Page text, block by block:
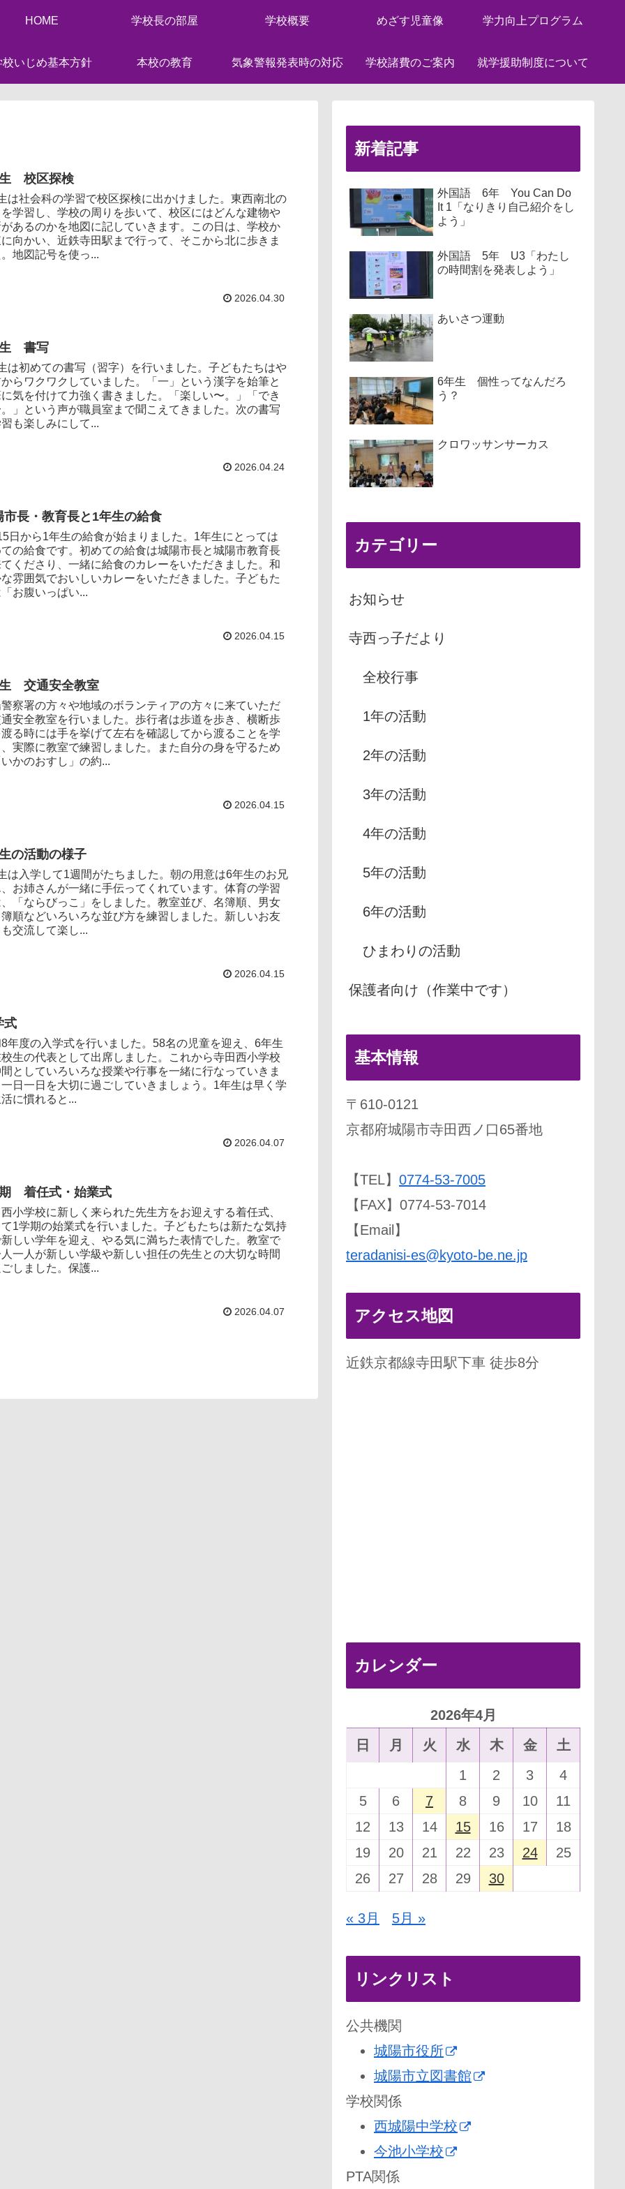
HOME 学校長の部屋 学校概要 めざす児童像 学力向上プログラム
校いじめ基本方針 本校の教育 気象警報発表時の対応 学校諸費のご案内 就学援助制度について
校区探検
は社会科の学習で校区探検に出かけました。東西南北の
学習し、学校の周りを歩いて、校区にはどんな建物や
あるのかを地図に記していきます。この日は、学校か
向かい、近鉄寺田駅まで行って、そこから北に歩きま
地図記号を使っ...
2026.04.30
書写
は初めての書写（習字）を行いました。子どもたちはや
らワクワクしていました。「一」という漢字を始筆と
気を付けて力強く書きました。「楽しい〜。」「でき
」という声が職員室まで聞こえてきました。次の書写
も楽しみにして...
2026.04.24
市長・教育長と1年生の給食
日から1年生の給食が始まりました。1年生にとっては
の給食です。初めての給食は城陽市長と城陽市教育長
くださり、一緒に給食のカレーをいただきました。和
雰囲気でおいしいカレーをいただきました。子どもた
お腹いっぱい...
2026.04.15
交通安全教室
察署の方々や地域のボランティアの方々に来ていただ
安全教室を行いました。歩行者は歩道を歩き、横断歩
る時には手を挙げて左右を確認してから渡ることを学
実際に教室で練習しました。また自分の身を守るため
かのおすし」の約...
2026.04.15
の活動の様子
は入学して1週間がたちました。朝の用意は6年生のお兄
お姉さんが一緒に手伝ってくれています。体育の学習
「ならびっこ」をしました。教室並び、名簿順、男女
順などいろいろな並び方を練習しました。新しいお友
交流して楽し...
2026.04.15
式
年度の入学式を行いました。58名の児童を迎え、6年生
生の代表として出席しました。これから寺田西小学校
としていろいろな授業や行事を一緒に行なっていきま
日一日を大切に過ごしていきましょう。1年生は早く学
に慣れると...
2026.04.07
着任式・始業式
小学校に新しく来られた先生方をお迎えする着任式、
1学期の始業式を行いました。子どもたちは新たな気持
しい学年を迎え、やる気に満ちた表情でした。教室で
一人が新しい学級や新しい担任の先生との大切な時間
しました。保護...
2026.04.07
新着記事
外国語 6年 You Can Do
It 1「なりきり自己紹介をし
よう」
外国語 5年 U3「わたし
の時間割を発表しよう」
あいさつ運動
6年生 個性ってなんだろ
う？
クロワッサンサーカス
カテゴリー
お知らせ
寺西っ子だより
全校行事
1年の活動
2年の活動
3年の活動
4年の活動
5年の活動
6年の活動
ひまわりの活動
保護者向け（作業中です）
基本情報
〒610-0121
京都府城陽市寺田西ノ口65番地
【TEL】 0774-53-7005
【FAX】0774-53-7014
【Email】
teradanisi-es@kyoto-be.ne.jp
アクセス地図
近鉄京都線寺田駅下車 徒歩8分
カレンダー
2026年4月
日
月 火 水 木 金
土
1
2 3
4
5
6 7 8 9 10
11
12
13 14 15 16 17
18
19
20 21 22 23 24
25
26
27 28 29 30
« 3月 5月 »
リンクリスト
公共機関
城陽市役所
城陽市立図書館
学校関係
西城陽中学校
今池小学校
PTA関係